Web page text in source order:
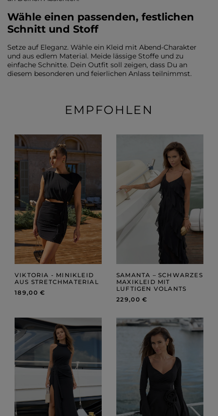
Wähle einen passenden, festlichen
Schnitt und Stoff
Setze auf Eleganz. Wähle ein Kleid mit Abend-Charakter
und aus edlem Material. Meide lässige Stoffe und zu
einfache Schnitte. Dein Outfit soll zeigen, dass Du an
diesem besonderen und feierlichen Anlass teilnimmst.
EMPFOHLEN
VIKTORIA - MINIKLEID
AUS STRETCHMATERIAL
189,00 €
SAMANTA – SCHWARZES
MAXIKLEID MIT
LUFTIGEN VOLANTS
229,00 €